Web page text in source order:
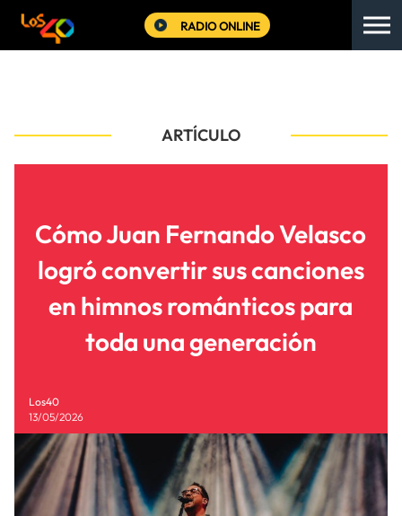
RADIO ONLINE
ARTÍCULO
Cómo Juan Fernando Velasco
logró convertir sus canciones
en himnos románticos para
toda una generación
Los40
13/05/2026